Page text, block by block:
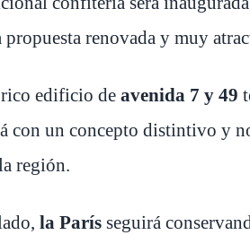
propuesta renovada y muy
edificio de avenida 7 y 49
con un concepto distintivo y
región.
la París seguirá